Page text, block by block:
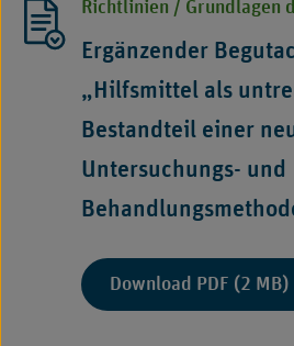
Ergänzender
„Hilfsmittel als
Bestandteil einer
Untersuchungs- und
Richtlinien / Grundlagen
Download PDF (2 MB)